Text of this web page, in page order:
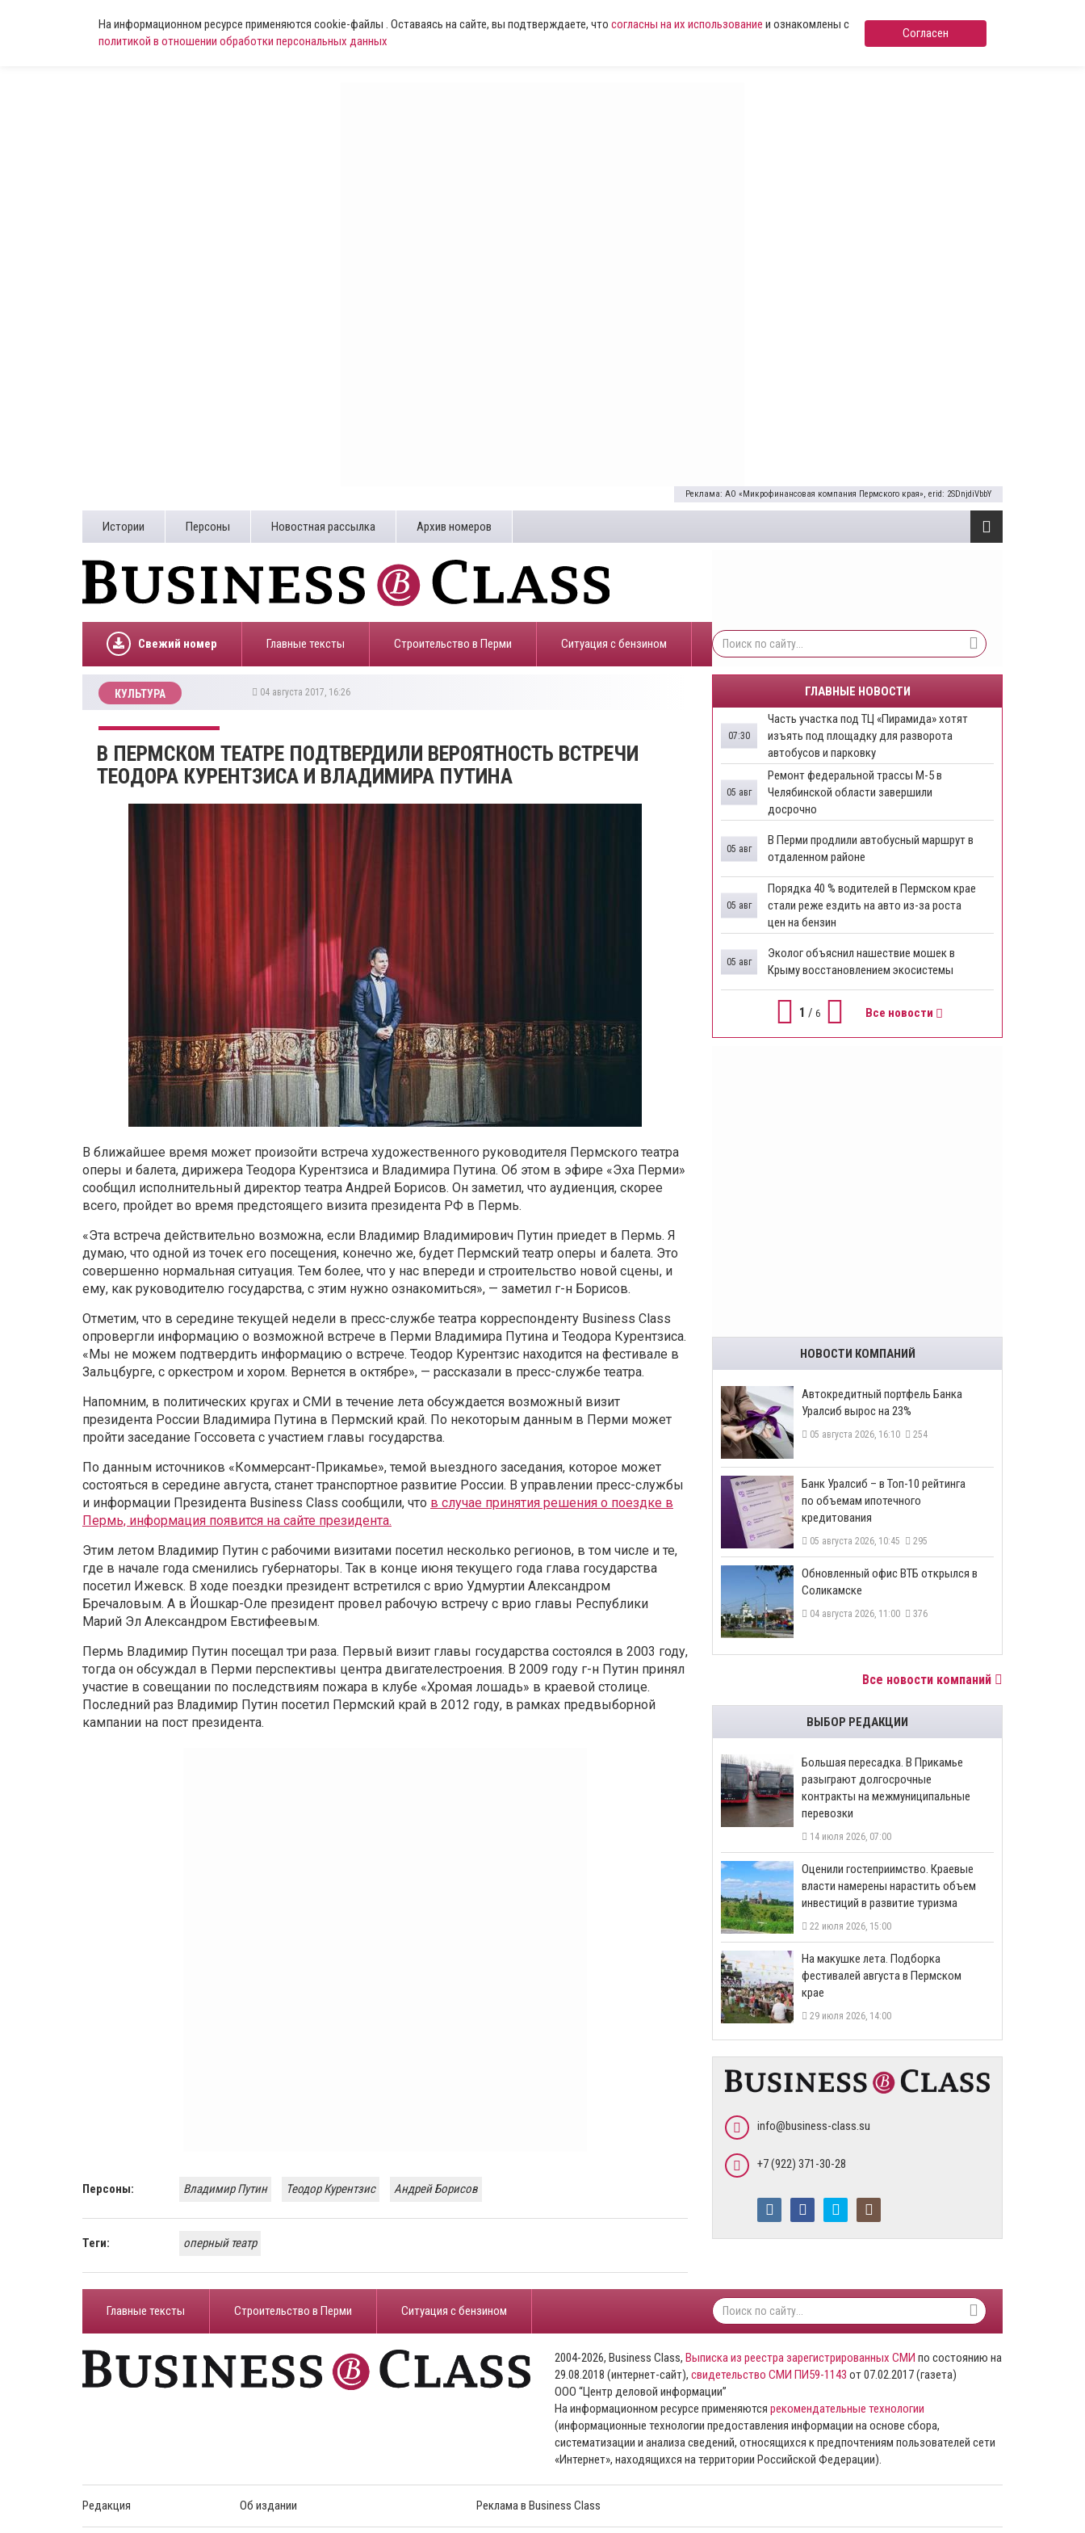
На информационном ресурсе применяются cookie-файлы . Оставаясь на сайте, вы подтверждаете, что согласны на их использование и ознакомлены с
политикой в отношении обработки персональных данных
Согласен
Реклама: АО «Микрофинансовая компания Пермского края», erid: 2SDnjdiVbbY
Истории Персоны Новостная рассылка Архив номеров
Свежий номер Главные тексты Строительство в Перми ​Ситуация с бензином
КУЛЬТУРА 04 августа 2017, 16:26
В ПЕРМСКОМ ТЕАТРЕ ПОДТВЕРДИЛИ ВЕРОЯТНОСТЬ ВСТРЕЧИ
ТЕОДОРА КУРЕНТЗИСА И ВЛАДИМИРА ПУТИНА
В ближайшее время может произойти встреча художественного руководителя Пермского театра
оперы и балета, дирижера Теодора Курентзиса и Владимира Путина. Об этом в эфире «Эха Перми»
сообщил исполнительный директор театра Андрей Борисов. Он заметил, что аудиенция, скорее
всего, пройдет во время предстоящего визита президента РФ в Пермь.
«Эта встреча действительно возможна, если Владимир Владимирович Путин приедет в Пермь. Я
думаю, что одной из точек его посещения, конечно же, будет Пермский театр оперы и балета. Это
совершенно нормальная ситуация. Тем более, что у нас впереди и строительство новой сцены, и
ему, как руководителю государства, с этим нужно ознакомиться», — заметил г-н Борисов.
Отметим, что в середине текущей недели в пресс-службе театра корреспонденту Business Class
опровергли информацию о возможной встрече в Перми Владимира Путина и Теодора Курентзиса.
«Мы не можем подтвердить информацию о встрече. Теодор Курентзис находится на фестивале в
Зальцбурге, с оркестром и хором. Вернется в октябре», — рассказали в пресс-службе театра.
Напомним, в политических кругах и СМИ в течение лета обсуждается возможный визит
президента России Владимира Путина в Пермский край. По некоторым данным в Перми может
пройти заседание Госсовета с участием главы государства.
По данным источников «Коммерсант-Прикамье», темой выездного заседания, которое может
состояться в середине августа, станет транспортное развитие России. В управлении пресс-службы
и информации Президента Business Class сообщили, что в случае принятия решения о поездке в
Пермь, информация появится на сайте президента.
Этим летом Владимир Путин с рабочими визитами посетил несколько регионов, в том числе и те,
где в начале года сменились губернаторы. Так в конце июня текущего года глава государства
посетил Ижевск. В ходе поездки президент встретился с врио Удмуртии Александром
Бречаловым. А в Йошкар-Оле президент провел рабочую встречу с врио главы Республики
Марий Эл Александром Евстифеевым.
Пермь Владимир Путин посещал три раза. Первый визит главы государства состоялся в 2003 году,
тогда он обсуждал в Перми перспективы центра двигателестроения. В 2009 году г-н Путин принял
участие в совещании по последствиям пожара в клубе «Хромая лошадь» в краевой столице.
Последний раз Владимир Путин посетил Пермский край в 2012 году, в рамках предвыборной
кампании на пост президента.
Персоны: Владимир Путин Теодор Курентзис Андрей Борисов
Теги: оперный театр
ГЛАВНЫЕ НОВОСТИ
Часть участка под ТЦ «Пирамида» хотят
изъять под площадку для разворота
автобусов и парковку
07:30
Ремонт федеральной трассы М-5 в
Челябинской области завершили
досрочно
05 авг
​В Перми продлили автобусный маршрут в
отдаленном районе
05 авг
​Порядка 40 % водителей в Пермском крае
стали реже ездить на авто из-за роста
цен на бензин
05 авг
Эколог объяснил нашествие мошек в
Крыму восстановлением экосистемы
05 авг
1 / 6 Все новости
НОВОСТИ КОМПАНИЙ
​Автокредитный портфель Банка
Уралсиб вырос на 23%
05 августа 2026, 16:10 254
​Банк Уралсиб – в Топ-10 рейтинга
по объемам ипотечного
кредитования
05 августа 2026, 10:45 295
​Обновленный офис ВТБ открылся в
Соликамске
04 августа 2026, 11:00 376
Все новости компаний
ВЫБОР РЕДАКЦИИ
Большая пересадка. В Прикамье
разыграют долгосрочные
контракты на межмуниципальные
перевозки
14 июля 2026, 07:00
Оценили гостеприимство. Краевые
власти намерены нарастить объем
инвестиций в развитие туризма
22 июля 2026, 15:00
На макушке лета. Подборка
фестивалей августа в Пермском
крае
29 июля 2026, 14:00
info@business-class.su
+7 (922) 371-30-28
Главные тексты Строительство в Перми ​Ситуация с бензином
2004-2026, Business Class, Выписка из реестра зарегистрированных СМИ по состоянию на
29.08.2018 (интернет-сайт), свидетельство СМИ ПИ59-1143 от 07.02.2017 (газета)
ООО “Центр деловой информации”
На информационном ресурсе применяются рекомендательные технологии
(информационные технологии предоставления информации на основе сбора,
систематизации и анализа сведений, относящихся к предпочтениям пользователей сети
«Интернет», находящихся на территории Российской Федерации).
Редакция Об издании Реклама в Business Class